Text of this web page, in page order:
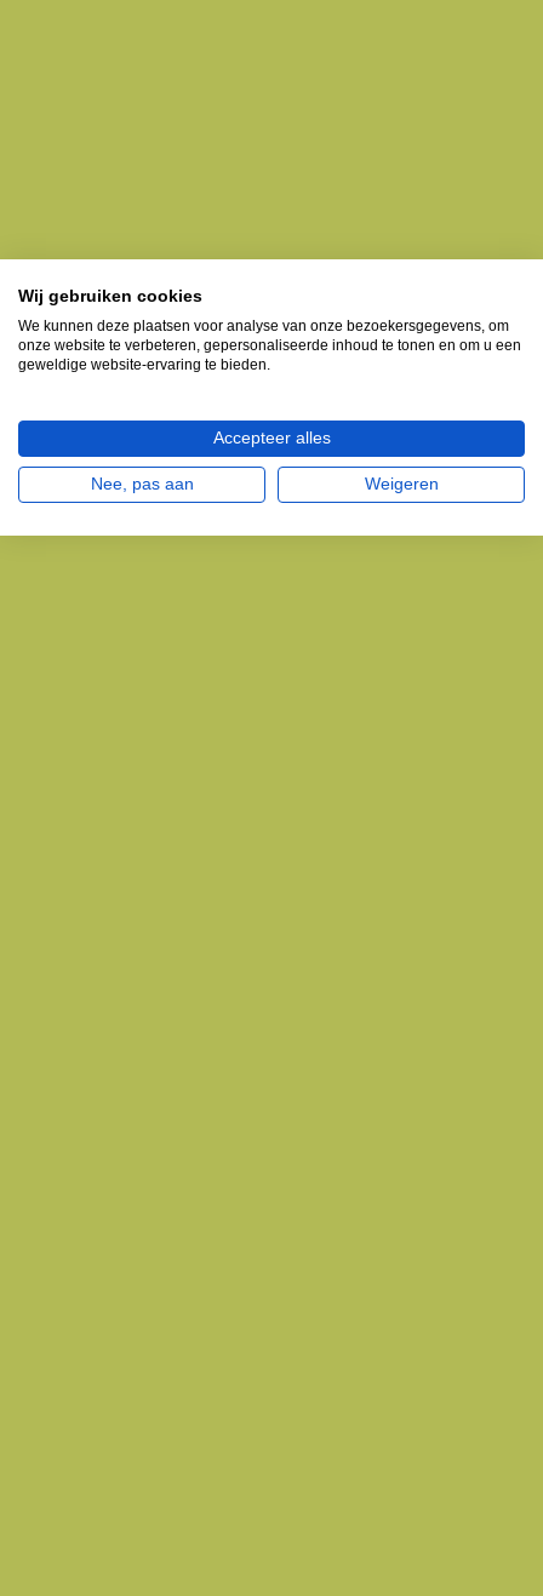
Wij gebruiken cookies
We kunnen deze plaatsen voor analyse van onze bezoekersgegevens, om
onze website te verbeteren, gepersonaliseerde inhoud te tonen en om u een
geweldige website-ervaring te bieden.
Accepteer alles
Nee, pas aan Weigeren